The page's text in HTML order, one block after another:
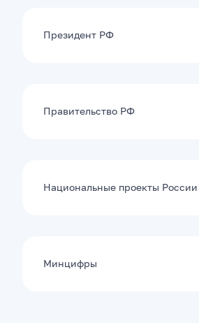
Президент РФ
Правительство РФ
Национальные проекты России
Минцифры